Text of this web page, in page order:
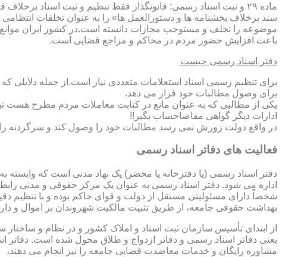
سند برخلاف بخشنامه ها و دستورالعمل ها» را به عنوان تخلفات
موضوعه را تخلف و مستوجب مجازات دانسته است.در کشور ایران
باعث افزایش حضور مردم در محاکم و مراجع قضایی است.
دفتر اسناد رسمی چیست
برای تنظیم رسمی اسناد استعلامات متعددی نیاز است.از جمله
برای وصول مطالبات خود قرار می دهد.
یکی از مطالبی که به عنوان مانع در کتابت معاملات مردم مطرح هست
ادارات دیگر گواهی مفاصاحساب بگیر!!
در واقع دولت زورش نمی رسد مطالبات خود را وصول کند و سرگردنه را
فعالیت های دفاتر اسناد رسمی
دفتر اسناد رسمی (یا دفترخانه یا محضر) یک نهاد مدنی است که
اداره می شود. دفتر اسناد رسمی به عنوان یک مرکز حقوقی و مدنی
شخصاً دارای مسئولیتی مستقل از دولت و قوای حاکم بوده و با تنظیم
بهداشت حقوقی جامعه، از طریق تثبیت مالکیت شهروندان بر اموال و
از ابتدای تأسیس سازمان ثبت اسناد و املاک کشور و در نظام و
یعنی دفاتر اسناد رسمی و دفاتر ازدواج و طلاق محول شده است.
مشاوره رایگان و خدمات معاضدت قضایی جامعه را نیز انجام می دهند،